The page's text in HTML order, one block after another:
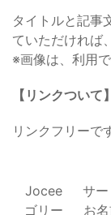
タイトルと記事
ていただければ
※画像は、利用
【リンクついて】
リンクフリーで
Jocee サー
ゴリー
お